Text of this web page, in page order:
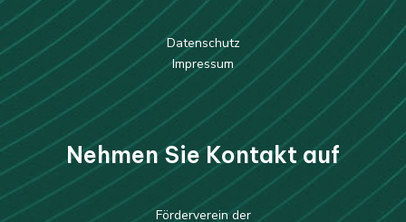
Datenschutz
Impressum
Nehmen Sie Kontakt auf
Förderverein der